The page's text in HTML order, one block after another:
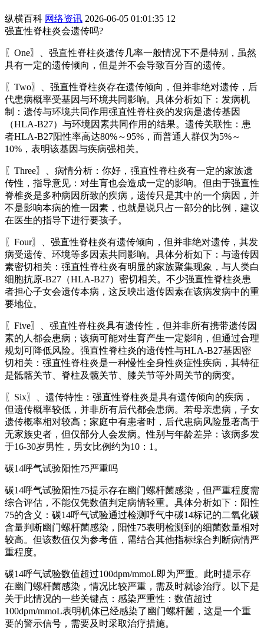
纵横百科 网络资讯 2026-06-05 01:01:35 12
强直性脊柱炎会遗传吗?
〖One〗、强直性脊柱炎遗传几率一般情况下不是特别，虽然
具有一定的遗传倾向，但是并不会导致百分百的遗传。
〖Two〗、强直性脊柱炎存在遗传倾向，但并非绝对遗传，后
代患病概率受基因与环境共同影响。具体分析如下：发病机
制：遗传与环境共同作用强直性脊柱炎的发病是遗传基因
（HLA-B27）与环境因素共同作用的结果。遗传关联性：患
者HLA-B27阳性率高达80%～95%，而普通人群仅为5%～
10%，表明该基因与疾病强相关。
〖Three〗、病情分析：你好，强直性脊柱炎有一定的家族遗
传性，指导意见：对生肓也会造成一定的影响。但由于强直性
脊椎炎是多种病因所致的疾病，遗传只是其中的一个病因，并
不是影响本病的惟一因素，也就是说只占一部分的比例，建议
在医生的指导下进行要孩子。
〖Four〗、强直性脊柱炎有遗传倾向，但并非绝对遗传，其发
病受遗传、环境等多因素共同影响。具体分析如下：与遗传因
素密切相关：强直性脊柱炎有明显的家族聚集现象，与人类白
细胞抗原-B27（HLA-B27）密切相关。不少强直性脊柱炎患
者担心子女会遗传本病，这反映出遗传因素在该病发病中的重
要地位。
〖Five〗、强直性脊柱炎具有遗传性，但并非所有携带遗传因
素的人都会患病；该病可能对生育产生一定影响，但通过合理
规划可降低风险。强直性脊柱炎的遗传性与HLA-B27基因密
切相关：强直性脊柱炎是一种慢性全身性炎症性疾病，其特征
是骶髂关节、脊柱及髋关节、膝关节等外周关节的病变。
〖Six〗、遗传特性：强直性脊柱炎是具有遗传倾向的疾病，
但遗传概率较低，并非所有后代都会患病。若母亲患病，子女
遗传概率相对较高；家庭中有患者时，后代患病风险显著高于
无家族史者，但仅部分人会发病。性别与年龄差异：该病多发
于16-30岁男性，男女比例约为10：1。
碳14呼气试验阳性75严重吗
碳14呼气试验阳性75提示存在幽门螺杆菌感染，但严重程度需
综合评估，不能仅凭数值判定病情轻重。具体分析如下：阳性
75的含义：碳14呼气试验通过检测呼气中碳14标记的二氧化碳
含量判断幽门螺杆菌感染，阳性75表明检测到的细菌数量相对
较高。但该数值仅为参考值，需结合其他指标综合判断病情严
重程度。
碳14呼气试验数值超过100dpm/mmoL即为严重。此时提示存
在幽门螺杆菌感染，情况比较严重，需及时就诊治疗。以下是
关于此情况的一些关键点：感染严重性：数值超过
100dpm/mmoL表明机体已经感染了幽门螺杆菌，这是一个重
要的警示信号，需要及时采取治疗措施。